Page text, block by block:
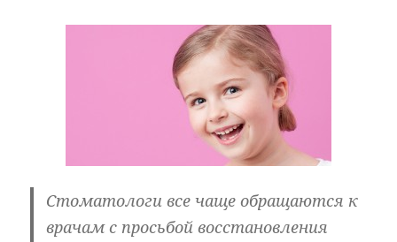
Стоматологи все чаще обращаются к
врачам с просьбой восстановления